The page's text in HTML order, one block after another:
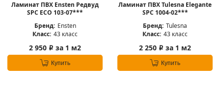
Ламинат ПВХ Ensten Редвуд
SPC ECO 103-07***
Бренд: Ensten
Класс: 43 класс
2 950 i за 1 м2
Купить
Ламинат ПВХ Tulesna Elegante
SPC 1004-02***
Бренд: Tulesna
Класс: 43 класс
2 250 i за 1 м2
Купить